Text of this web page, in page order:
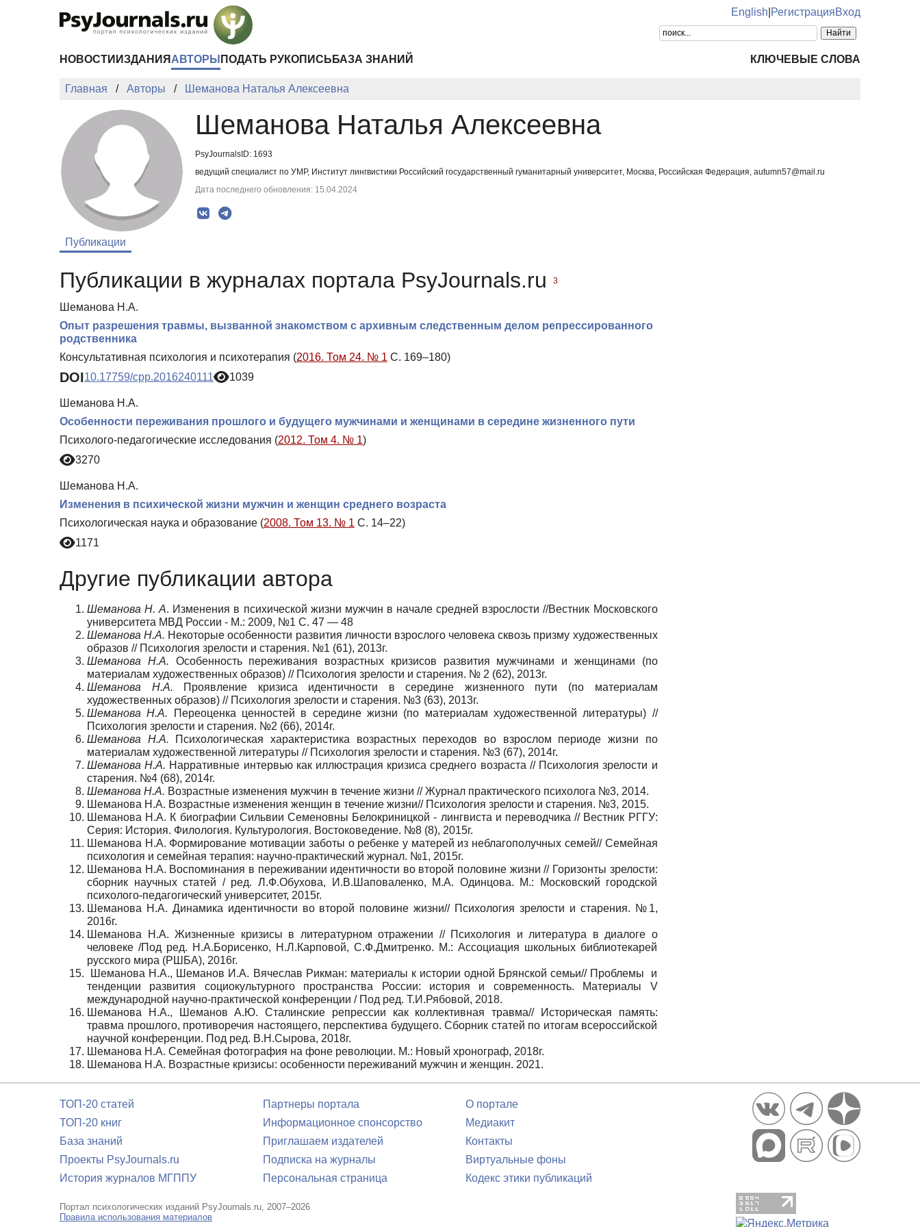
English РегистрацияВход
НОВОСТИ ИЗДАНИЯ АВТОРЫ ПОДАТЬ РУКОПИСЬ БАЗА ЗНАНИЙ КЛЮЧЕВЫЕ СЛОВА
Главная Авторы Шеманова Наталья Алексеевна
Шеманова Наталья Алексеевна
PsyJournalsID: 1693
ведущий специалист по УМР, Институт лингвистики Российский государственный гуманитарный университет, Москва, Российская Федерация, autumn57@mail.ru
Дата последнего обновления: 15.04.2024
Публикации
Публикации в журналах портала PsyJournals.ru 3
Шеманова Н.А.
Опыт разрешения травмы, вызванной знакомством с архивным следственным делом репрессированного
родственника
Консультативная психология и психотерапия (2016. Том 24. № 1 С. 169–180)
DOI10.17759/cpp.2016240111 1039
Шеманова Н.А.
Особенности переживания прошлого и будущего мужчинами и женщинами в середине жизненного пути
Психолого-педагогические исследования (2012. Том 4. № 1)
3270
Шеманова Н.А.
Изменения в психической жизни мужчин и женщин среднего возраста
Психологическая наука и образование (2008. Том 13. № 1 С. 14–22)
1171
Другие публикации автора
Шеманова Н. А. Изменения в психической жизни мужчин в начале средней взрослости //Вестник Московского
университета МВД России - М.: 2009, №1 С. 47 — 48
Шеманова Н.А. Некоторые особенности развития личности взрослого человека сквозь призму художественных
образов // Психология зрелости и старения. №1 (61), 2013г.
Шеманова Н.А. Особенность переживания возрастных кризисов развития мужчинами и женщинами (по
материалам художественных образов) // Психология зрелости и старения. № 2 (62), 2013г.
Шеманова Н.А. Проявление кризиса идентичности в середине жизненного пути (по материалам
художественных образов) // Психология зрелости и старения. №3 (63), 2013г.
Шеманова Н.А. Переоценка ценностей в середине жизни (по материалам художественной литературы) //
Психология зрелости и старения. №2 (66), 2014г.
Шеманова Н.А. Психологическая характеристика возрастных переходов во взрослом периоде жизни по
материалам художественной литературы // Психология зрелости и старения. №3 (67), 2014г.
Шеманова Н.А. Нарративные интервью как иллюстрация кризиса среднего возраста // Психология зрелости и
старения. №4 (68), 2014г.
Шеманова Н.А. Возрастные изменения мужчин в течение жизни // Журнал практического психолога №3, 2014.
Шеманова Н.А. Возрастные изменения женщин в течение жизни// Психология зрелости и старения. №3, 2015.
Шеманова Н.А. К биографии Сильвии Семеновны Белокриницкой - лингвиста и переводчика // Вестник РГГУ:
Серия: История. Филология. Культурология. Востоковедение. №8 (8), 2015г.
Шеманова Н.А. Формирование мотивации заботы о ребенке у матерей из неблагополучных семей// Семейная
психология и семейная терапия: научно-практический журнал. №1, 2015г.
Шеманова Н.А. Воспоминания в переживании идентичности во второй половине жизни // Горизонты зрелости:
сборник научных статей / ред. Л.Ф.Обухова, И.В.Шаповаленко, М.А. Одинцова. М.: Московский городской
психолого-педагогический университет, 2015г.
Шеманова Н.А. Динамика идентичности во второй половине жизни// Психология зрелости и старения. №1,
2016г.
Шеманова Н.А. Жизненные кризисы в литературном отражении // Психология и литература в диалоге о
человеке /Под ред. Н.А.Борисенко, Н.Л.Карповой, С.Ф.Дмитренко. М.: Ассоциация школьных библиотекарей
русского мира (РШБА), 2016г.
Шеманова Н.А., Шеманов И.А. Вячеслав Рикман: материалы к истории одной Брянской семьи// Проблемы и
тенденции развития социокультурного пространства России: история и современность. Материалы V
международной научно-практической конференции / Под ред. Т.И.Рябовой, 2018.
Шеманова Н.А., Шеманов А.Ю. Сталинские репрессии как коллективная травма// Историческая память:
травма прошлого, противоречия настоящего, перспектива будущего. Сборник статей по итогам всероссийской
научной конференции. Под ред. В.Н.Сырова, 2018г.
Шеманова Н.А. Семейная фотография на фоне революции. М.: Новый хронограф, 2018г.
Шеманова Н.А. Возрастные кризисы: особенности переживаний мужчин и женщин. 2021.
ТОП-20 статей
ТОП-20 книг
База знаний
Проекты PsyJournals.ru
История журналов МГППУ
Партнеры портала
Информационное спонсорство
Приглашаем издателей
Подписка на журналы
Персональная страница
О портале
Медиакит
Контакты
Виртуальные фоны
Кодекс этики публикаций
Портал психологических изданий PsyJournals.ru, 2007–2026
Правила использования материалов